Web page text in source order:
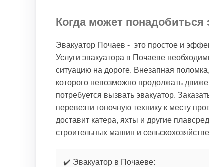
Когда может понадобиться
Эвакуатор Почаев - это простое и
Услуги эвакуатора в Почаеве
ситуацию на дороге. Внезапная
которого невозможно продолжать
потребуется вызвать эвакуатор.
перевезти гоночную технику к месту
доставит катера, яхты и другие
строительных машин и
✔️ Эвакуатор в Почаеве: